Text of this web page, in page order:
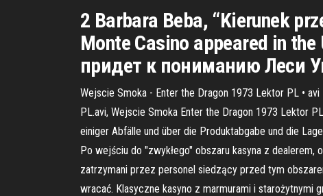
2 Barbara Beba, “Kierunek
Monte Casino appeared in
придет к пониманию Леси
Wejscie Smoka - Enter the Dragon 1973 Lektor PL •
PL.avi, Wejscie Smoka Enter the Dragon 1973 Lektor
einiger Abfälle und über die Produktabgabe und die
Po wejściu do "zwykłego" obszaru kasyna z
zatrzymani przez personel siedzący przed tym
wracać. Klasyczne kasyno z marmurami i starożytnymi